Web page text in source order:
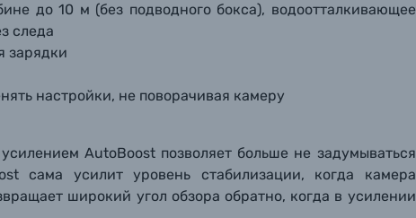
до 10 м (без подводного бокса), водоотталкивающее
следа
зарядки
настройки, не поворачивая камеру
AutoBoost позволяет больше не задумываться
сама усилит уровень стабилизации, когда камера
широкий угол обзора обратно, когда в усилении